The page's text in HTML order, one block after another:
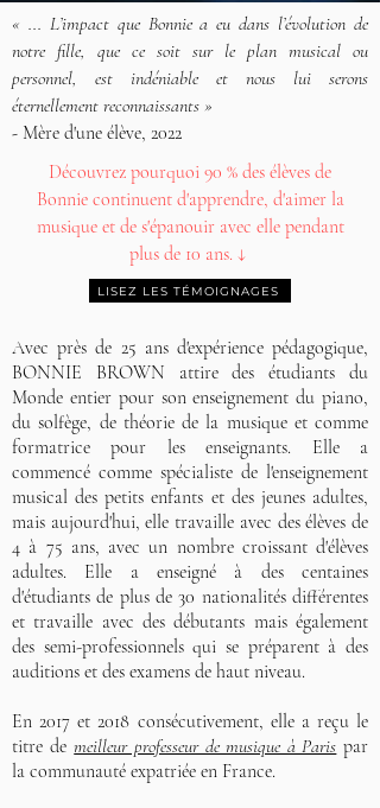
« ... L’impact que Bonnie a eu dans l’évolution de
notre fille, que ce soit sur le plan musical ou
personnel, est indéniable et nous lui serons
éternellement reconnaissants »
- Mère d'une élève, 2022
Découvrez pourquoi 90 % des élèves de
Bonnie continuent d'apprendre, d'aimer la
musique et de s'épanouir avec elle pendant
plus de 10 ans. ↓
LISEZ LES TÉMOIGNAGES
Avec près de 25 ans d'expérience pédagogique,
BONNIE BROWN attire des étudiants du
Monde entier pour son enseignement du piano,
du solfège, de théorie de la musique et comme
formatrice pour les enseignants. Elle a
commencé comme spécialiste de l'enseignement
musical des petits enfants et des jeunes adultes,
mais aujourd'hui, elle travaille avec des élèves de
4 à 75 ans, avec un nombre croissant d'élèves
adultes. Elle a enseigné à des centaines
d'étudiants de plus de 30 nationalités différentes
et travaille avec des débutants mais également
des semi-professionnels qui se préparent à des
auditions et des examens de haut niveau.
En 2017 et 2018 consécutivement, elle a reçu le
titre de meilleur professeur de musique à Paris par
la communauté expatriée en France.